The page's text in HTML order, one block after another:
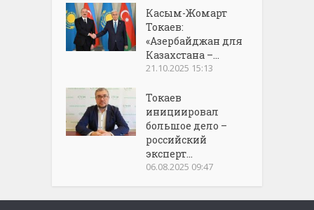
Касым-Жомарт
Токаев:
«Азербайджан для
Казахстана –...
21.10.2025 15:13
Токаев
инициировал
большое дело –
российский
эксперт...
06.08.2025 09:47